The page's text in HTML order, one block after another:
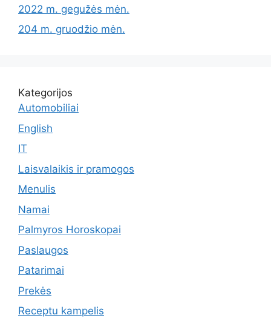
2022 m. gegužės mėn.
204 m. gruodžio mėn.
Kategorijos
Automobiliai
English
IT
Laisvalaikis ir pramogos
Menulis
Namai
Palmyros Horoskopai
Paslaugos
Patarimai
Prekės
Receptu kampelis